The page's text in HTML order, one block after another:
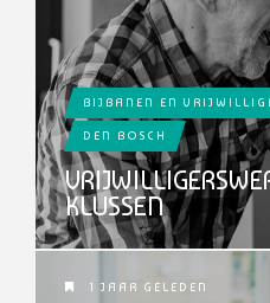
BIJBANEN EN
DEN BOSCH
KLUSSEN
1 JAAR GELEDEN